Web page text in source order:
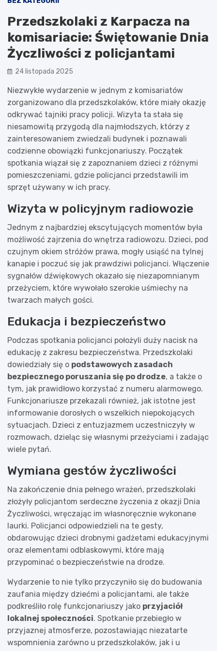
Przedszkolaki z Karpacza na
komisariacie: Świętowanie Dnia
Życzliwości z policjantami
24 listopada 2025
Niezwykłe wydarzenie w jednym z komisariatów
zorganizowano dla przedszkolaków, które miały okazję
odkrywać tajniki pracy policji. Wizyta ta stała się
niesamowitą przygodą dla najmłodszych, którzy z
zainteresowaniem zwiedzali budynek i poznawali
codzienne obowiązki funkcjonariuszy. Początek
spotkania wiązał się z zapoznaniem dzieci z różnymi
pomieszczeniami, gdzie policjanci przedstawili im
sprzęt używany w ich pracy.
Wizyta w policyjnym radiowozie
Jednym z najbardziej ekscytujących momentów była
możliwość zajrzenia do wnętrza radiowozu. Dzieci, pod
czujnym okiem stróżów prawa, mogły usiąść na tylnej
kanapie i poczuć się jak prawdziwi policjanci. Włączenie
sygnałów dźwiękowych okazało się niezapomnianym
przeżyciem, które wywołało szerokie uśmiechy na
twarzach małych gości.
Edukacja i bezpieczeństwo
Podczas spotkania policjanci położyli duży nacisk na
edukację z zakresu bezpieczeństwa. Przedszkolaki
dowiedziały się o podstawowych zasadach
bezpiecznego poruszania się po drodze, a także o
tym, jak prawidłowo korzystać z numeru alarmowego.
Funkcjonariusze przekazali również, jak istotne jest
informowanie dorosłych o wszelkich niepokojących
sytuacjach. Dzieci z entuzjazmem uczestniczyły w
rozmowach, dzieląc się własnymi przeżyciami i zadając
wiele pytań.
Wymiana gestów życzliwości
Na zakończenie dnia pełnego wrażeń, przedszkolaki
złożyły policjantom serdeczne życzenia z okazji Dnia
Życzliwości, wręczając im własnoręcznie wykonane
laurki. Policjanci odpowiedzieli na te gesty,
obdarowując dzieci drobnymi gadżetami edukacyjnymi
oraz elementami odblaskowymi, które mają
przypominać o bezpieczeństwie na drodze.
Wydarzenie to nie tylko przyczyniło się do budowania
zaufania między dziećmi a policjantami, ale także
podkreśliło rolę funkcjonariuszy jako przyjaciół
lokalnej społeczności. Spotkanie przebiegło w
przyjaznej atmosferze, pozostawiając niezatarte
wspomnienia zarówno u przedszkolaków, jak i u